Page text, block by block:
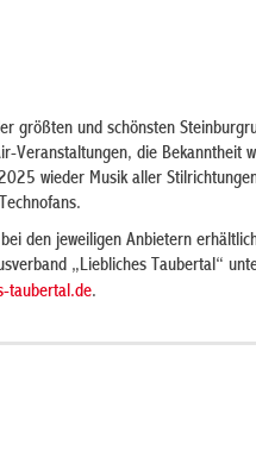
größten und schönsten
Veranstaltungen, die Bekanntheit
wieder Musik aller
den jeweiligen Anbietern
„Liebliches Taubertal“
taubertal.de.